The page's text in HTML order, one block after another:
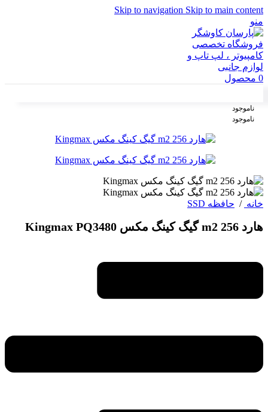
Skip to navigation Skip to main content
منو
0 محصول
ناموجود
ناموجود
خانه / حافظه SSD
هارد m2 256 گیگ کینگ‌ مکس Kingmax PQ3480